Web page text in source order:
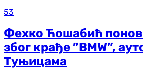
53
Фехко Ћошабић
због крађе ”BMW”,
Туњицама